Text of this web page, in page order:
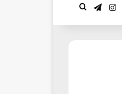
‫YouTubeانستقرام
تيلقرام